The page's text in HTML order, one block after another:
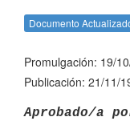
Documento
Promulgación: 19/
Publicación: 21/11/
Aprobado/a